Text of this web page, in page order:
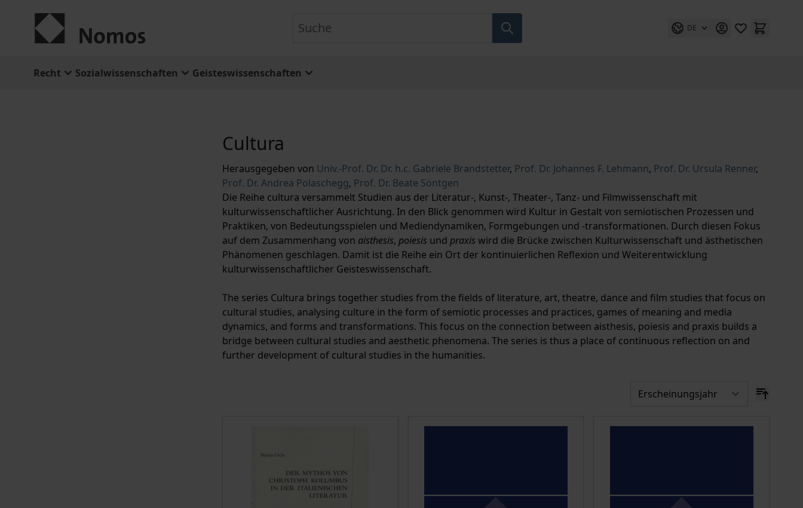
DE
Recht Sozialwissenschaften Geisteswissenschaften
Cultura
Herausgegeben von Univ.-Prof. Dr. Dr. h.c. Gabriele Brandstetter, Prof. Dr. Johannes F. Lehmann, Prof. Dr. Ursula Renner,
Prof. Dr. Andrea Polaschegg, Prof. Dr. Beate Söntgen
Die Reihe cultura versammelt Studien aus der Literatur-, Kunst-, Theater-, Tanz- und Filmwissenschaft mit
kulturwissenschaftlicher Ausrichtung. In den Blick genommen wird Kultur in Gestalt von semiotischen Prozessen und
Praktiken, von Bedeutungsspielen und Mediendynamiken, Formgebungen und -transformationen. Durch diesen Fokus
auf dem Zusammenhang von aisthesis, poiesis und praxis wird die Brücke zwischen Kulturwissenschaft und ästhetischen
Phänomenen geschlagen. Damit ist die Reihe ein Ort der kontinuierlichen Reflexion und Weiterentwicklung
kulturwissenschaftlicher Geisteswissenschaft.
The series Cultura brings together studies from the fields of literature, art, theatre, dance and film studies that focus on
cultural studies, analysing culture in the form of semiotic processes and practices, games of meaning and media
dynamics, and forms and transformations. This focus on the connection between aisthesis, poiesis and praxis builds a
bridge between cultural studies and aesthetic phenomena. The series is thus a place of continuous reflection on and
further development of cultural studies in the humanities.